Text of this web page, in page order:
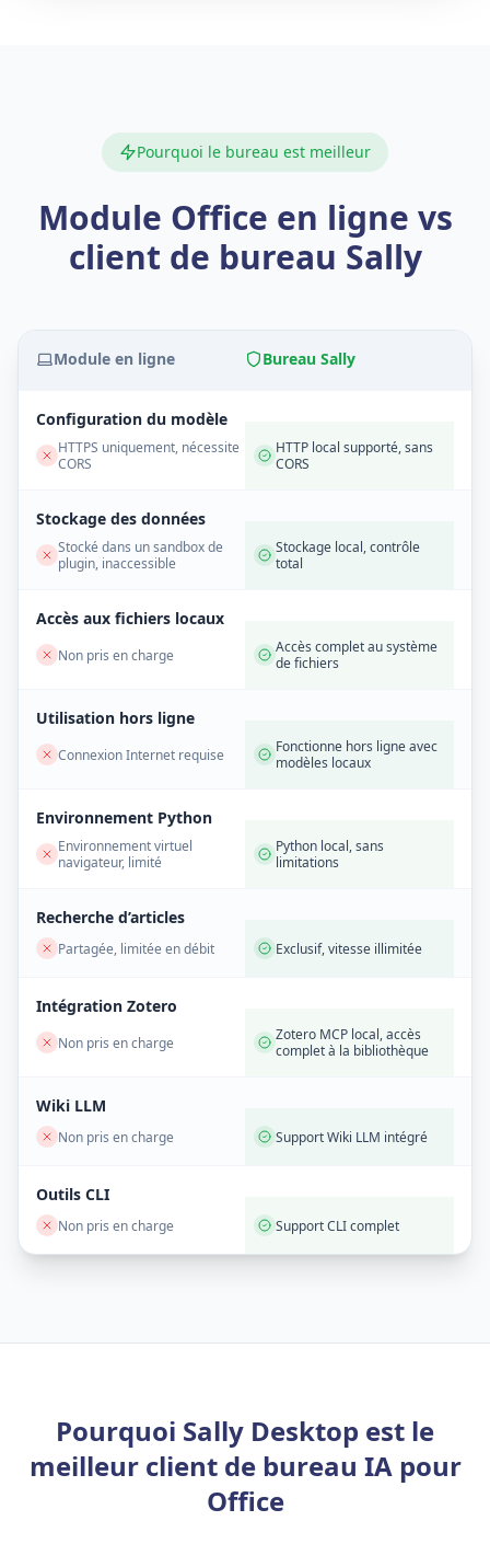
Pourquoi le bureau est meilleur
Module Office en ligne vs
client de bureau Sally
Module en ligne Bureau Sally
Configuration du modèle
HTTPS uniquement, nécessite
CORS
HTTP local supporté, sans
CORS
Stockage des données
Stocké dans un sandbox de
plugin, inaccessible
Stockage local, contrôle
total
Accès aux fichiers locaux
Non pris en charge
Accès complet au système
de fichiers
Utilisation hors ligne
Connexion Internet requise
Fonctionne hors ligne avec
modèles locaux
Environnement Python
Environnement virtuel
navigateur, limité
Python local, sans
limitations
Recherche d’articles
Partagée, limitée en débit Exclusif, vitesse illimitée
Intégration Zotero
Non pris en charge
Zotero MCP local, accès
complet à la bibliothèque
Wiki LLM
Non pris en charge Support Wiki LLM intégré
Outils CLI
Non pris en charge Support CLI complet
Pourquoi Sally Desktop est le
meilleur client de bureau IA pour
Office